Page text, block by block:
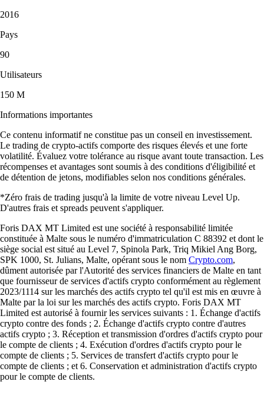
2016
Pays
90
Utilisateurs
150 M
Informations importantes
Ce contenu informatif ne constitue pas un conseil en investissement.
Le trading de crypto-actifs comporte des risques élevés et une forte
volatilité. Évaluez votre tolérance au risque avant toute transaction. Les
récompenses et avantages sont soumis à des conditions d'éligibilité et
de détention de jetons, modifiables selon nos conditions générales.
*Zéro frais de trading jusqu'à la limite de votre niveau Level Up.
D'autres frais et spreads peuvent s'appliquer.
Foris DAX MT Limited est une société à responsabilité limitée
constituée à Malte sous le numéro d'immatriculation C 88392 et dont le
siège social est situé au Level 7, Spinola Park, Triq Mikiel Ang Borg,
SPK 1000, St. Julians, Malte, opérant sous le nom Crypto.com,
dûment autorisée par l'Autorité des services financiers de Malte en tant
que fournisseur de services d'actifs crypto conformément au règlement
2023/1114 sur les marchés des actifs crypto tel qu'il est mis en œuvre à
Malte par la loi sur les marchés des actifs crypto. Foris DAX MT
Limited est autorisé à fournir les services suivants : 1. Échange d'actifs
crypto contre des fonds ; 2. Échange d'actifs crypto contre d'autres
actifs crypto ; 3. Réception et transmission d'ordres d'actifs crypto pour
le compte de clients ; 4. Exécution d'ordres d'actifs crypto pour le
compte de clients ; 5. Services de transfert d'actifs crypto pour le
compte de clients ; et 6. Conservation et administration d'actifs crypto
pour le compte de clients.